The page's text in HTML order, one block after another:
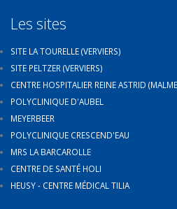
Les sites
SITE LA TOURELLE (VERVIERS)
SITE PELTZER (VERVIERS)
CENTRE HOSPITALIER REINE ASTRID
POLYCLINIQUE D'AUBEL
MEYERBEER
POLYCLINIQUE CRESCEND'EAU
MRS LA BARCAROLLE
CENTRE DE SANTÉ HOLI
HEUSY - CENTRE MÉDICAL TILIA